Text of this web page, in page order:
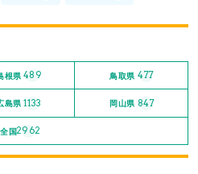
根県 489 鳥取県 477
島県 1133 岡山県 847
全国2962